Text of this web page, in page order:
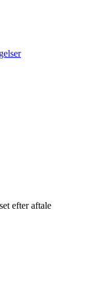
efter aftale